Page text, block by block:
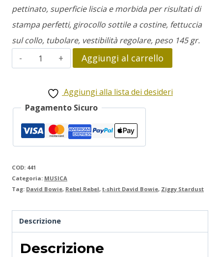
pettinato, superficie liscia e morbida per risultati di
stampa perfetti, girocollo sottile a costine, fettuccia
sul collo, tubolare, vestibilità regolare, peso 145 gr.
David
Bowie
quantità
Aggiungi al carrello
Aggiungi alla lista dei desideri
Pagamento Sicuro
COD: 441
Categoria: MUSICA
Tag: David Bowie, Rebel Rebel, t-shirt David Bowie, Ziggy Stardust
Descrizione
Descrizione